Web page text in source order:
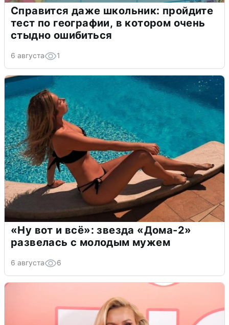
Справится даже школьник: пройдите
тест по географии, в котором очень
стыдно ошибиться
6 августа 1
«Ну вот и всё»: звезда «Дома-2»
развелась с молодым мужем
6 августа 6